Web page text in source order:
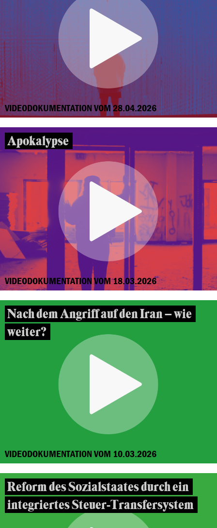
VIDEODOKUMENTATION VOM 28.04.2026
Apokalypse
VIDEODOKUMENTATION VOM 18.03.2026
Nach dem Angriff auf den Iran – wie
weiter?
VIDEODOKUMENTATION VOM 10.03.2026
Reform des Sozialstaates durch ein
integriertes Steuer-Transfersystem